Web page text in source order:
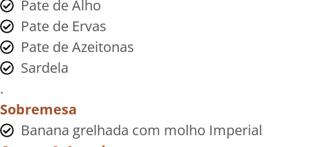
Pate de Alho
Pate de Ervas
Pate de Azeitonas
Sardela
.
Sobremesa
Banana grelhada com molho Imperial